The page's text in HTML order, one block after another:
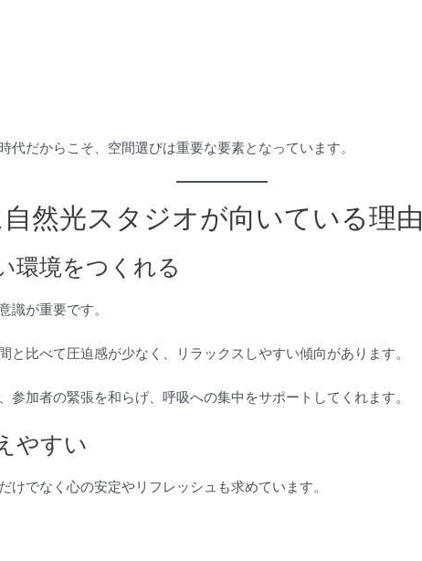
代だからこそ、空間選びは重要な要素となっています。
然光スタジオが向いている理由
環境をつくれる
識が重要です。
と比べて圧迫感が少なく、リラックスしやすい傾向があります。
加者の緊張を和らげ、呼吸への集中をサポートしてくれます。
やすい
けでなく心の安定やリフレッシュも求めています。